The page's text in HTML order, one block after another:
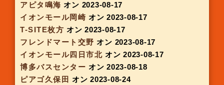
12
アピタ一宮 オン 2023-07-13
アピタ蒲郡オン 2023-07-13
フレンドマート長岡京オン 2023-07-19
アピア桑名 オン 2023-07-20
アピタ北方 オン 2023-07-20
イオンモール常滑オン 2023-07-20